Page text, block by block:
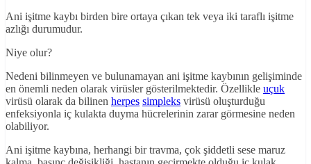
Ani işitme kaybı birden bire ortaya çıkan tek veya iki taraflı işitme
azlığı durumudur.
Niye olur?
Nedeni bilinmeyen ve bulunamayan ani işitme kaybının gelişiminde
en önemli neden olarak virüsler gösterilmektedir. Özellikle uçuk
virüsü olarak da bilinen herpes simpleks virüsü oluşturduğu
enfeksiyonla iç kulakta duyma hücrelerinin zarar görmesine neden
olabiliyor.
Ani işitme kaybına, herhangi bir travma, çok şiddetli sese maruz